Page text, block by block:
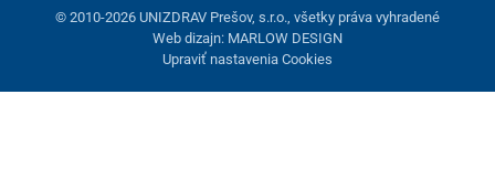
© 2010-2026 UNIZDRAV Prešov, s.r.o., všetky práva vyhradené
Web dizajn: MARLOW DESIGN
Upraviť nastavenia Cookies